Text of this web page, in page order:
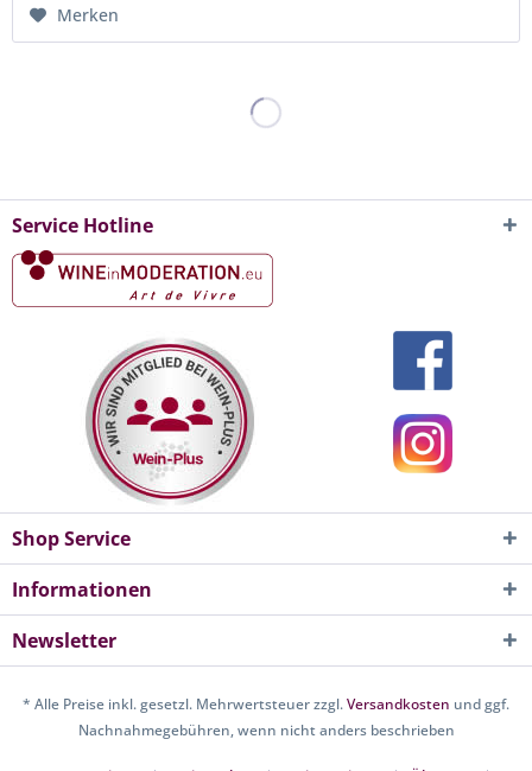
Merken
Service Hotline
Shop Service
Informationen
Newsletter
* Alle Preise inkl. gesetzl. Mehrwertsteuer zzgl.Versandkosten und ggf.
Nachnahmegebühren, wenn nicht anders beschrieben